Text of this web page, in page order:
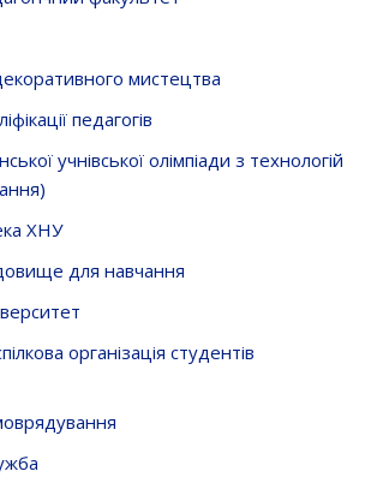
мистецтва
педагогів
учнівської олімпіади з технологій
ХНУ
для навчання
організація студентів